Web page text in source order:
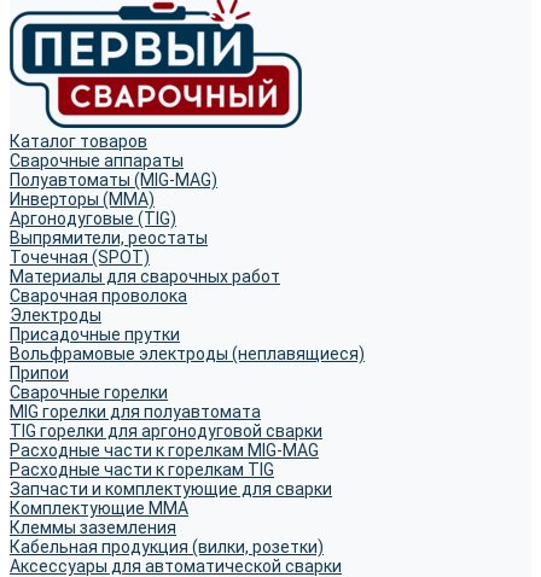
Каталог товаров
Сварочные аппараты
Полуавтоматы (MIG-MAG)
Инверторы (MMA)
Аргонодуговые (TIG)
Выпрямители, реостаты
Точечная (SPOT)
Материалы для сварочных работ
Сварочная проволока
Электроды
Присадочные прутки
Вольфрамовые электроды (неплавящиеся)
Припои
Сварочные горелки
MIG горелки для полуавтомата
TIG горелки для аргонодуговой сварки
Расходные части к горелкам MIG-MAG
Расходные части к горелкам TIG
Запчасти и комплектующие для сварки
Комплектующие ММА
Клеммы заземления
Кабельная продукция (вилки, розетки)
Аксессуары для автоматической сварки